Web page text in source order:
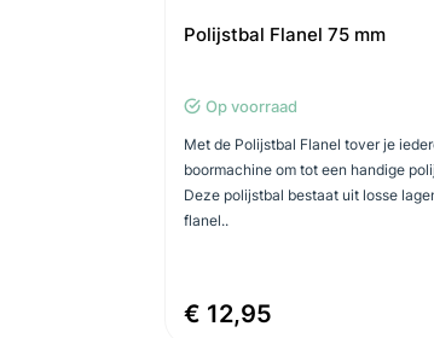
Polijstbal Flanel 75 mm
Op voorraad
Met de Polijstbal Flanel tover je
boormachine om tot een handige
Deze polijstbal bestaat uit losse
flanel..
€ 12,95